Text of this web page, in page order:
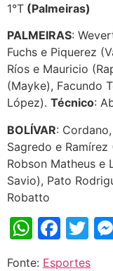
1°T (Palmeiras)
PALMEIRAS:
Fuchs e Piquerez
Ríos e Mauricio
(Mayke), Facundo
López). Técnico:
BOLÍVAR:
Sagredo e
Robson Matheus e
Savio), Pato
Robatto
Fonte: Esportes